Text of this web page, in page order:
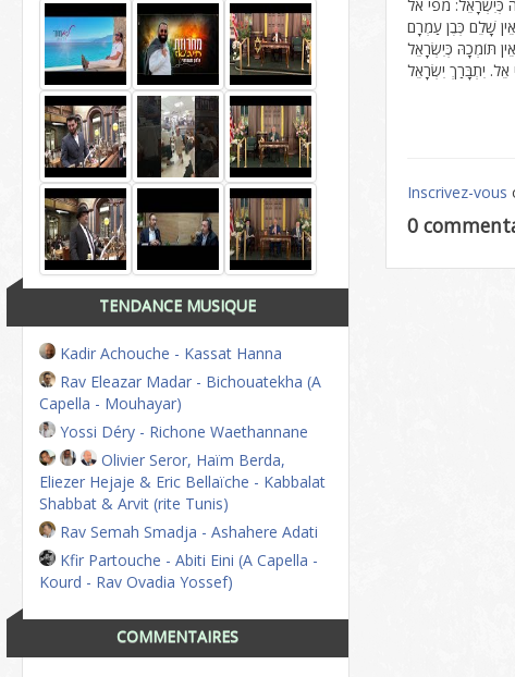
TENDANCE MUSIQUE
Kadir Achouche - Kassat Hanna
Rav Eleazar Madar - Bichouatekha (A
Capella - Mouhayar)
Yossi Déry - Richone Waethannane
Olivier Seror, Haïm Berda,
Eliezer Hejaje & Eric Bellaïche - Kabbalat
Shabbat & Arvit (rite Tunis)
Rav Semah Smadja - Ashahere Adati
Kfir Partouche - Abiti Eini (A Capella -
Kourd - Rav Ovadia Yossef)
COMMENTAIRES
כְּיִשְׂרָאֵל: מפי אל
Inscrivez-vous
0